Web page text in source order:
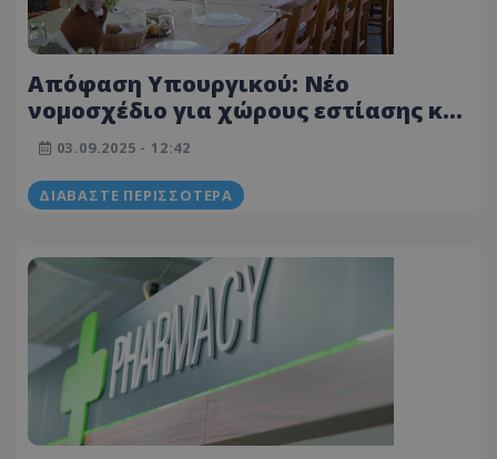
Απόφαση Υπουργικού: Νέο
νομοσχέδιο για χώρους εστίασης και
διασκέδασης - Επανακαθορίζονται
τα ωράρια λειτουργίας - Όλα όσα
αλλάζουν
03.09.2025 - 12:42
ΔΙΑΒΆΣΤΕ ΠΕΡΙΣΣΌΤΕΡΑ